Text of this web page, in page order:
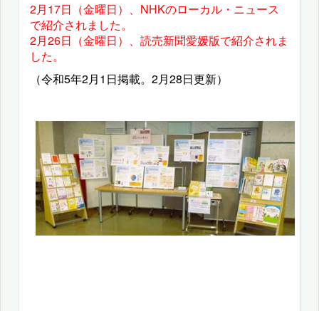
2月17日（金曜日）、NHKのローカル・ニュース
で紹介されました。
2月26日（金曜日）、読売新聞愛媛版で紹介されま
した。
（令和5年2月1日掲載。2月28日更新）